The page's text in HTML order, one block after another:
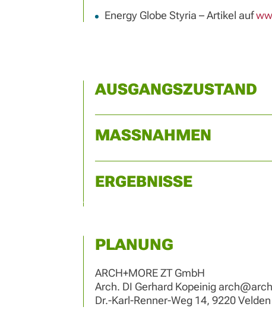
Energy Globe Styria – Artikel auf
AUSGANGSZUSTAND
MASSNAHMEN
ERGEBNISSE
PLANUNG
ARCH+MORE ZT GmbH
Arch. DI Gerhard Kopeinig
Dr.-Karl-Renner-Weg 14, 9220